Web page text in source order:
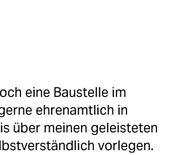
eine Baustelle im
ehrenamtlich in
über meinen geleisteten
vorlegen.